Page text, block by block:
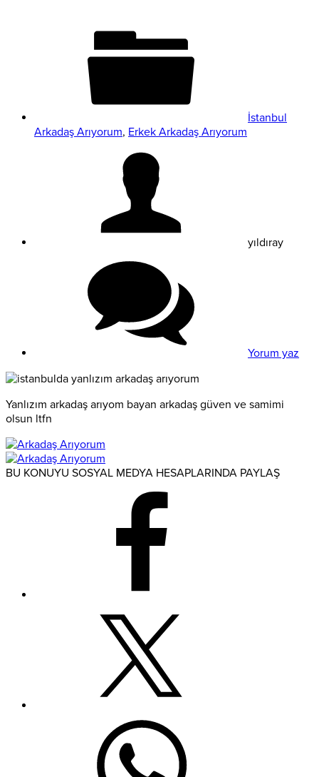
İstanbul
Arkadaş Arıyorum, Erkek Arkadaş Arıyorum
yıldıray
Yorum yaz
Yanlızım arkadaş arıyom bayan arkadaş güven ve samimi
olsun ltfn
BU KONUYU SOSYAL MEDYA HESAPLARINDA PAYLAŞ